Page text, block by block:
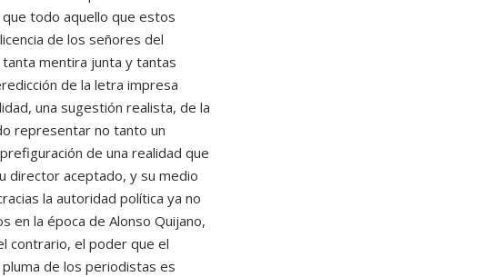
todo aquello que estos
de los señores del
mentira junta y tantas
de la letra impresa
una sugestión realista, de la
representar no tanto un
de una realidad que
director aceptado, y su medio
la autoridad política ya no
en la época de Alonso Quijano,
contrario, el poder que el
de los periodistas es